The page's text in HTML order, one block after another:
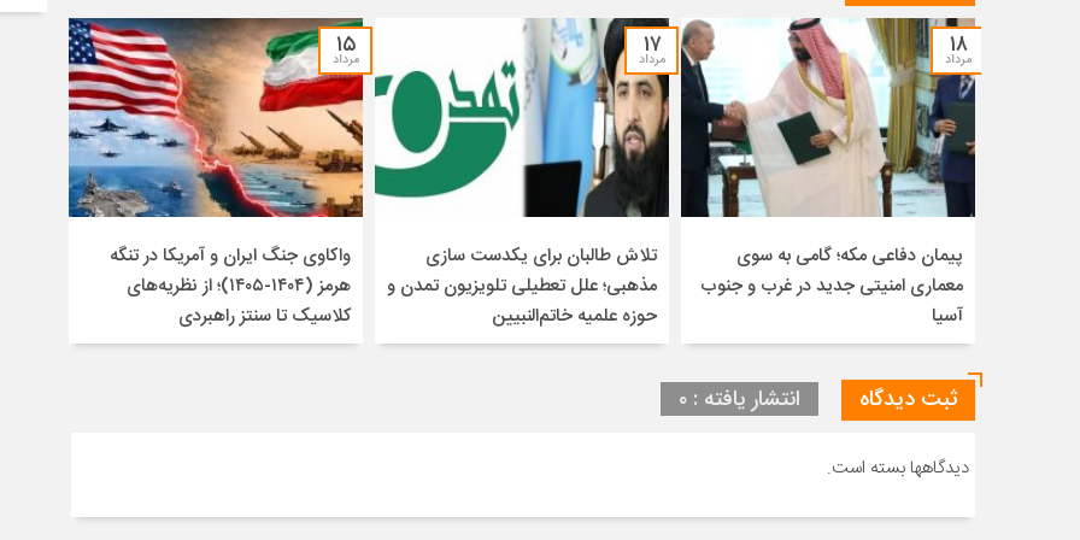
۱۸
مرداد
پیمان دفاعی مکه؛ گامی به سوی
معماری امنیتی جدید در غرب و جنوب
آسیا
۱۷
مرداد
تلاش طالبان برای یکدست سازی
مذهبی؛ علل تعطیلی تلویزیون تمدن و
حوزه علمیه خاتم‌النبیین
۱۵
مرداد
واکاوی جنگ ایران و آمریکا در تنگه
هرمز (۱۴۰۴-۱۴۰۵)؛ از نظریه‌های
کلاسیک تا سنتز راهبردی
ثبت دیدگاه انتشار یافته : ۰
دیدگاهها بسته است.